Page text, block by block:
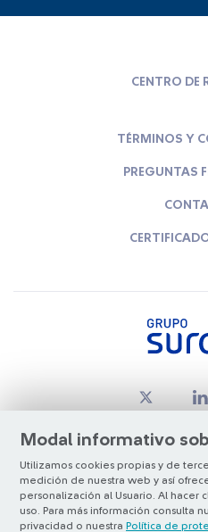
Modal informativo
Utilizamos cookies propias y de
medición de nuestra web y así
personalización al Usuario. Al hacer
uso. Para más información consulta
privacidad o nuestra Política de
CENTRO DE
TÉRMINOS Y
PREGUNTAS
© Copyright